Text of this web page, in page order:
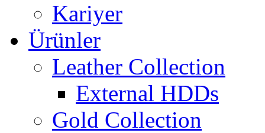
Kariyer
Ürünler
Leather Collection
External HDDs
Gold Collection